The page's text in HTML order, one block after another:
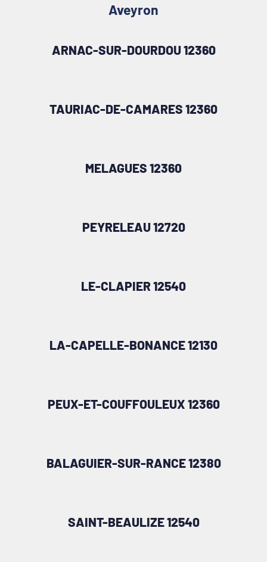
Aveyron
ARNAC-SUR-DOURDOU 12360
TAURIAC-DE-CAMARES 12360
MELAGUES 12360
PEYRELEAU 12720
LE-CLAPIER 12540
LA-CAPELLE-BONANCE 12130
PEUX-ET-COUFFOULEUX 12360
BALAGUIER-SUR-RANCE 12380
SAINT-BEAULIZE 12540